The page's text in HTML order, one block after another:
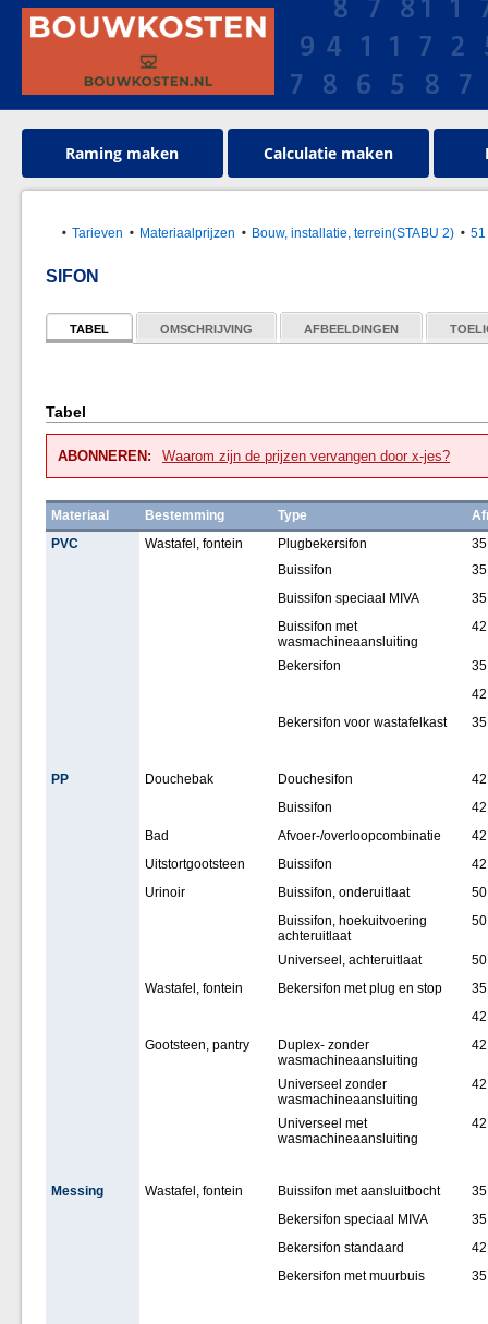
Raming maken Calculatie maken
Tarieven Materiaalprijzen Bouw, installatie, terrein(STABU 2)
SIFON
TABEL OMSCHRIJVING AFBEELDINGEN
Tabel
ABONNEREN: Waarom zijn de prijzen vervangen door x-jes?
Materiaal Bestemming Type
PVC
Wastafel, fontein Plugbekersifon
Buissifon
Buissifon speciaal MIVA
Buissifon met
wasmachineaansluiting
Bekersifon
Bekersifon voor wastafelkast
PP Douchebak Douchesifon
Buissifon
Bad
Afvoer-/overloopcombinatie
Uitstortgootsteen
Buissifon
Urinoir
Buissifon, onderuitlaat
Buissifon, hoekuitvoering
achteruitlaat
Universeel, achteruitlaat
Wastafel, fontein
Bekersifon met plug en stop
Gootsteen, pantry
Duplex- zonder
wasmachineaansluiting
Universeel zonder
wasmachineaansluiting
Universeel met
wasmachineaansluiting
Messing Wastafel, fontein Buissifon met aansluitbocht
Bekersifon speciaal MIVA
Bekersifon standaard
Bekersifon met muurbuis